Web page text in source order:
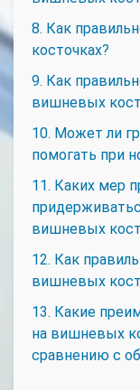
8. Как
косточках?
9. Как
вишневых
10. Может ли
помогать при
11. Каких мер
вишневых
12. Как
вишневых
13. Какие
на вишневых
сравнению с